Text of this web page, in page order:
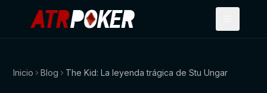
Inicio Blog The Kid: La leyenda trágica de Stu Ungar